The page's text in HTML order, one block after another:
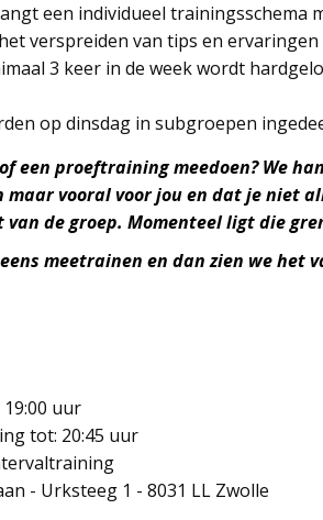
een individueel trainingsschema
verspreiden van tips en
3 keer in de week wordt
op dinsdag in subgroepen
een proeftraining meedoen? We
maar vooral voor jou en dat je niet
de groep. Momenteel ligt die
meetrainen en dan zien we het
uur
tot: 20:45 uur
- Urksteeg 1 - 8031 LL Zwolle